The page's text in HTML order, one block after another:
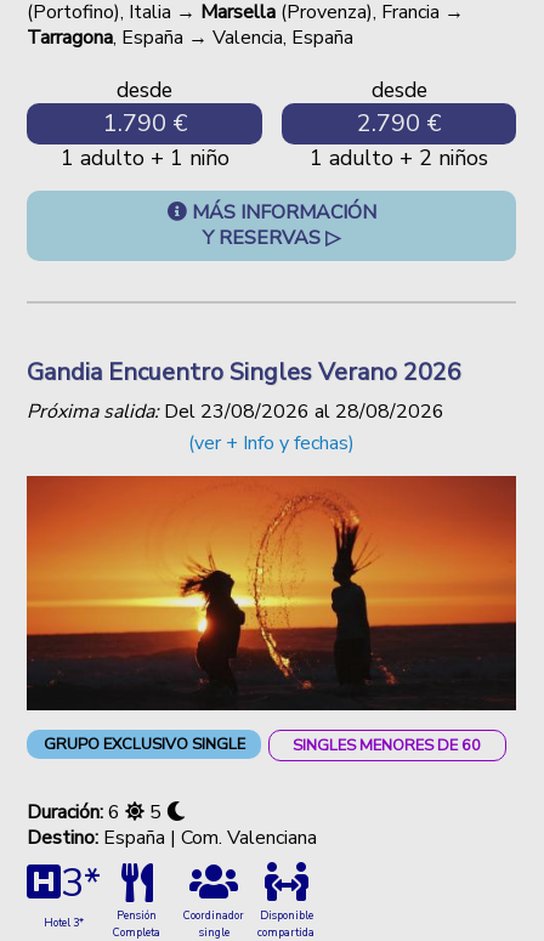
(Portofino), Italia → Marsella (Provenza), Francia →
Tarragona, España → Valencia, España
desde
1.790 €
1 adulto + 1 niño
desde
2.790 €
1 adulto + 2 niños
MÁS INFORMACIÓN
Y RESERVAS ▷
Gandia Encuentro Singles Verano 2026
Próxima salida:Del 23/08/2026 al 28/08/2026
(ver + Info y fechas)
GRUPO EXCLUSIVO SINGLE SINGLES MENORES DE 60
Duración:6
5
Destino: España | Com. Valenciana
3*
Hotel 3*
Pensión
Completa
Coordinador
single
Disponible
compartida